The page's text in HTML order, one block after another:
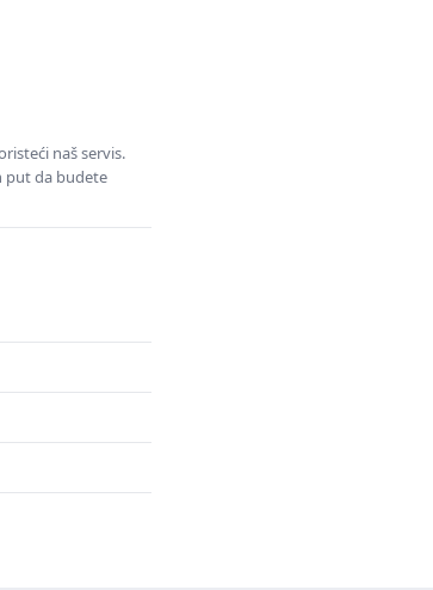
naš servis.
put da budete